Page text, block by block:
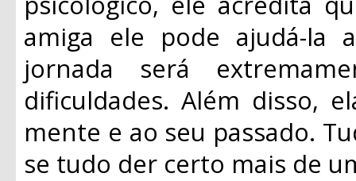
amiga ele pode ajudá-la
jornada será
dificuldades. Além disso,
mente e ao seu passado.
se tudo der certo mais de